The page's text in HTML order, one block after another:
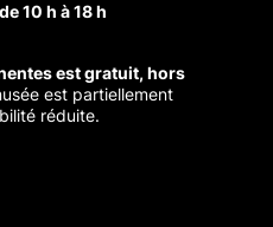
10 h à 18 h
est gratuit, hors
est partiellement
réduite.